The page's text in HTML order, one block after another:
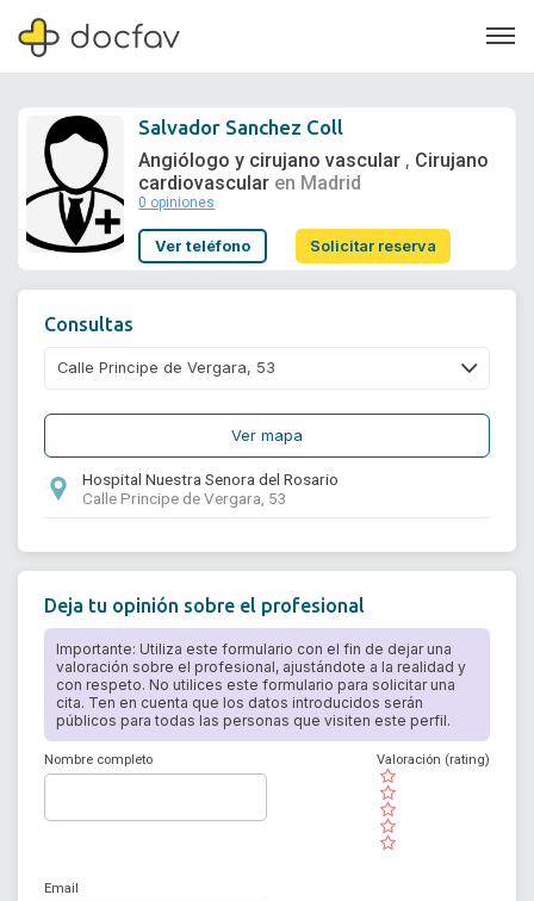
Quiénes somos
Salvador Sanchez Coll
Angiólogo y cirujano vascular , Cirujano
cardiovascular en Madrid
0 opiniones
Ver teléfono Solicitar reserva
Consultas
Ver mapa
Hospital Nuestra Senora del Rosario
Calle Principe de Vergara, 53
Deja tu opinión sobre el profesional
Importante: Utiliza este formulario con el fin de dejar una
valoración sobre el profesional, ajustándote a la realidad y
con respeto. No utilices este formulario para solicitar una
cita. Ten en cuenta que los datos introducidos serán
públicos para todas las personas que visiten este perfil.
Nombre completo
( )
( )
( )
( )
( )
Valoración (rating)
Email